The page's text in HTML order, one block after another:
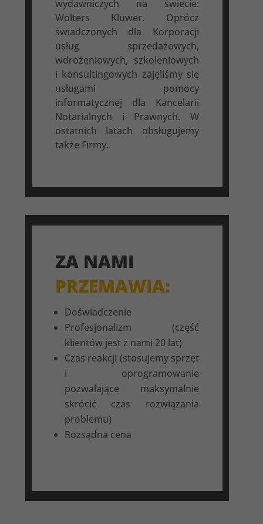
wydawniczych na świecie:
Wolters Kluwer. Oprócz
świadczonych dla Korporacji
usług sprzedażowych,
wdrożeniowych, szkoleniowych
i konsultingowych zajęliśmy się
usługami pomocy
informatycznej dla Kancelarii
Notarialnych i Prawnych. W
ostatnich latach obsługujemy
także Firmy.
ZA NAMI
PRZEMAWIA:
Doświadczenie
Profesjonalizm (część
klientów jest z nami 20 lat)
Czas reakcji (stosujemy sprzęt
i oprogramowanie
pozwalające maksymalnie
skrócić czas rozwiązania
problemu)
Rozsądna cena